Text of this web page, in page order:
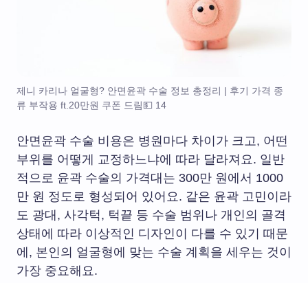
제니 카리나 얼굴형? 안면윤곽 수술 정보 총정리 | 후기 가격 종
류 부작용 ft.20만원 쿠폰 드림💵 14
안면윤곽 수술 비용은 병원마다 차이가 크고, 어떤
부위를 어떻게 교정하느냐에 따라 달라져요. 일반
적으로 윤곽 수술의 가격대는 300만 원에서 1000
만 원 정도로 형성되어 있어요. 같은 윤곽 고민이라
도 광대, 사각턱, 턱끝 등 수술 범위나 개인의 골격
상태에 따라 이상적인 디자인이 다를 수 있기 때문
에, 본인의 얼굴형에 맞는 수술 계획을 세우는 것이
가장 중요해요.